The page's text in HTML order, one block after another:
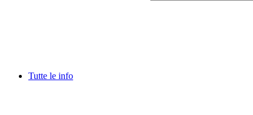
Tutte le info